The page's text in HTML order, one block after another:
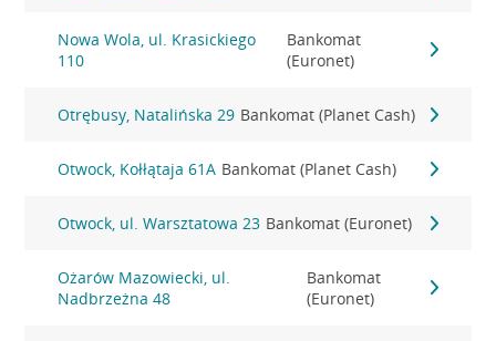
Nowa Wola, ul. Krasickiego
110
Bankomat
(Euronet)
Otrębusy, Natalińska 29 Bankomat (Planet Cash)
Otwock, Kołłątaja 61A Bankomat (Planet Cash)
Otwock, ul. Warsztatowa 23 Bankomat (Euronet)
Ożarów Mazowiecki, ul.
Nadbrzeżna 48
Bankomat
(Euronet)